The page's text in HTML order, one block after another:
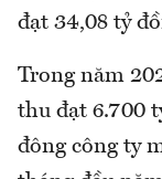
đạt 34,08 tỷ
Trong năm
thu đạt 6.700
đông công ty